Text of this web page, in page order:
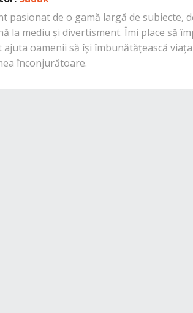
pasionat de o gamă largă de subiecte,
la mediu și divertisment. Îmi place să
ajuta oamenii să își îmbunătățească
înconjurătoare.